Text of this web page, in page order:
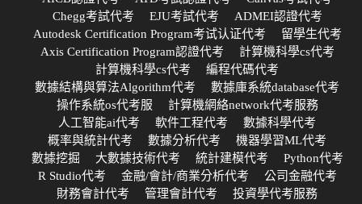
Chegg考試代考
EJU考試代考
ADMEI認證代考
Autodesk Certification Program考试认证代考
留學生代考
Axis Certification Program認證代考
計算機科學cs代考
計算機科學cs代考
編程代碼代考
數據結構與算法Algorithm代考
數據庫系統database代考
操作系統os代考服
計算機網絡network代考服務
人工智能ai代考
軟件工程代考
數據科學代考
概率與統計代考
數據分析代考
機器學習ML代考
數據挖掘
大數據技術代考 統計建模代考
Python代考
R Studio代考
金融/會計/商業分析代考
公司金融代考
財務會計代考
管理會計代考 投資學代考服務